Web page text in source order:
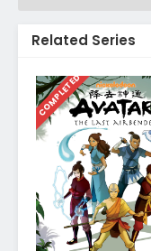
Related Series
COMPLETED